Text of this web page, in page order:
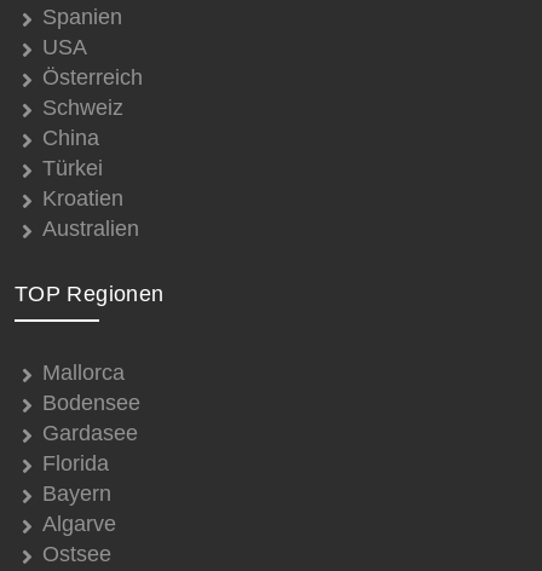
Spanien
USA
Österreich
Schweiz
China
Türkei
Kroatien
Australien
TOP Regionen
Mallorca
Bodensee
Gardasee
Florida
Bayern
Algarve
Ostsee